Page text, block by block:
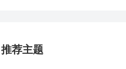
推荐主题